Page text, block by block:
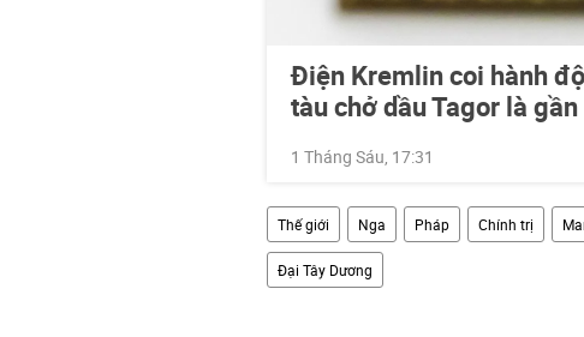
Điện Kremlin coi hành
tàu chở dầu Tagor là
1 Tháng Sáu, 17:31
Thế giới Nga Pháp Chính trị
Đại Tây Dương